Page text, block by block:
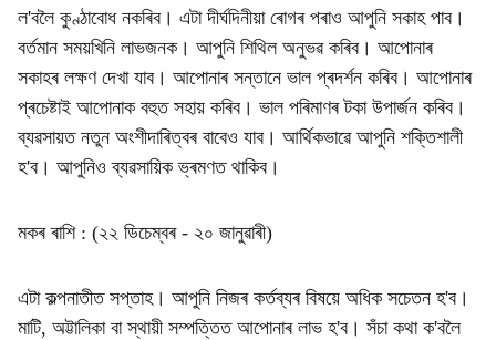
ল'বলৈ কুণ্ঠাবোধ নকৰিব। এটা দীৰ্ঘদিনীয়া ৰোগৰ পৰাও আপুনি সকাহ পাব।
বৰ্তমান সময়খিনি লাভজনক। আপুনি শিথিল অনুভৱ কৰিব। আপোনাৰ
সকাহৰ লক্ষণ দেখা যাব। আপোনাৰ সন্তানে ভাল প্ৰদৰ্শন কৰিব। আপোনাৰ
প্ৰচেষ্টাই আপোনাক বহুত সহায় কৰিব। ভাল পৰিমাণৰ টকা উপাৰ্জন কৰিব।
ব্যৱসায়ত নতুন অংশীদাৰিত্বৰ বাবেও যাব। আৰ্থিকভাৱে আপুনি শক্তিশালী
হ'ব। আপুনিও ব্যৱসায়িক ভ্ৰমণত থাকিব।
মকৰ ৰাশি : (২২ ডিচেম্বৰ - ২০ জানুৱাৰী)
এটা কল্পনাতীত সপ্তাহ। আপুনি নিজৰ কৰ্তব্যৰ বিষয়ে অধিক সচেতন হ'ব।
মাটি, অট্টালিকা বা স্থায়ী সম্পত্তিত আপোনাৰ লাভ হ'ব। সঁচা কথা ক'বলৈ